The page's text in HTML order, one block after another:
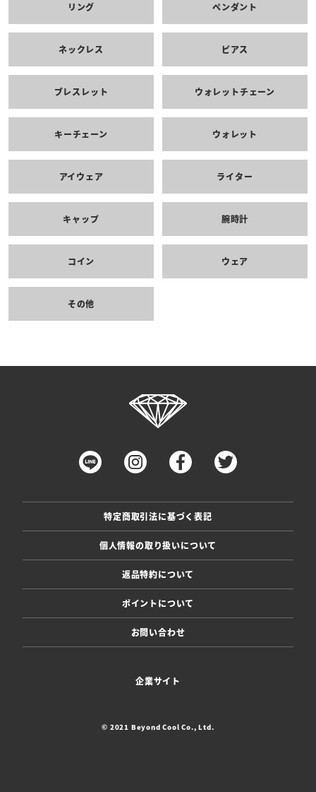
リング ペンダント
ネックレス ピアス
ブレスレット ウォレットチェーン
キーチェーン ウォレット
アイウェア ライター
キャップ 腕時計
コイン ウェア
その他
特定商取引法に基づく表記
個人情報の取り扱いについて
返品特約について
ポイントについて
お問い合わせ
企業サイト
© 2021 Beyond Cool Co., Ltd.